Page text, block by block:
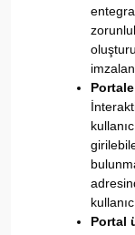
Portal